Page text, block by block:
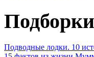
Подводные лодки. 10